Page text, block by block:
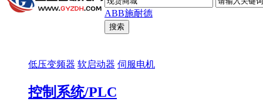
ABB施耐德
低压变频器 软启动器 伺服电机
控制系统/PLC